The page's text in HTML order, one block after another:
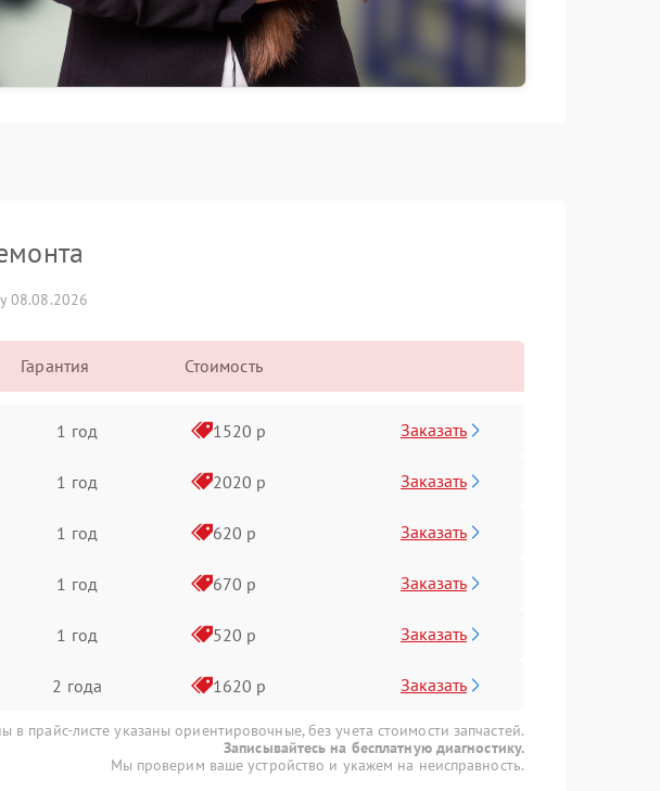
08.08.2026
Гарантия Стоимость
1 год 1520 р Заказать
1 год 2020 р Заказать
1 год 620 р Заказать
1 год 670 р Заказать
1 год 520 р Заказать
2 года 1620 р Заказать
в прайс-листе указаны ориентировочные, без учета стоимости запчастей.
Записывайтесь на бесплатную диагностику.
Мы проверим ваше устройство и укажем на неисправность.